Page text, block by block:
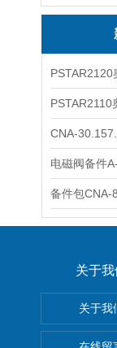
PSTAR2120
PSTAR2110
电磁阀备件
备件包CNA-
关于我
关于我